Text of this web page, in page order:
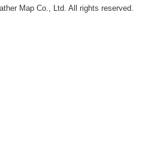
Map Co., Ltd. All rights reserved.